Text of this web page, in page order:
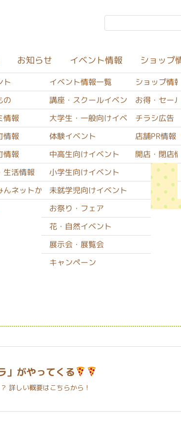
お知らせ
ト
の
情報
情報
情報
生活情報
んネットからのお知らせ
イベント情報
イベント情報一覧
講座・スクールイベント
大学生・一般向けイベント
体験イベント
中高生向けイベント
小学生向けイベント
未就学児向けイベント
お祭り・フェア
花・自然イベント
展示会・展覧会
キャンペーン
ショップ
ショップ情
お得・セー
チラシ広告
店舗PR情報
開店・閉店
食べもの
」がやってくる
詳しい概要はこちらから！